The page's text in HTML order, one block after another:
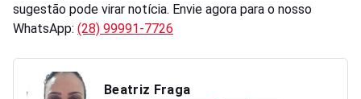
sugestão pode virar notícia. Envie agora para o nosso
WhatsApp: (28) 99991-7726
Beatriz Fraga